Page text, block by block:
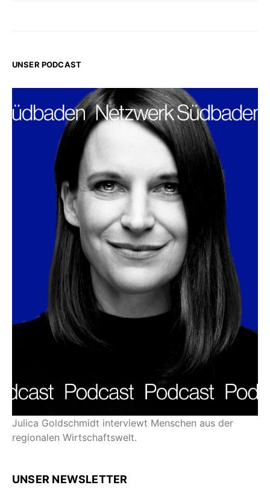
UNSER PODCAST
Julica Goldschmidt interviewt Menschen aus der
regionalen Wirtschaftswelt.
UNSER NEWSLETTER